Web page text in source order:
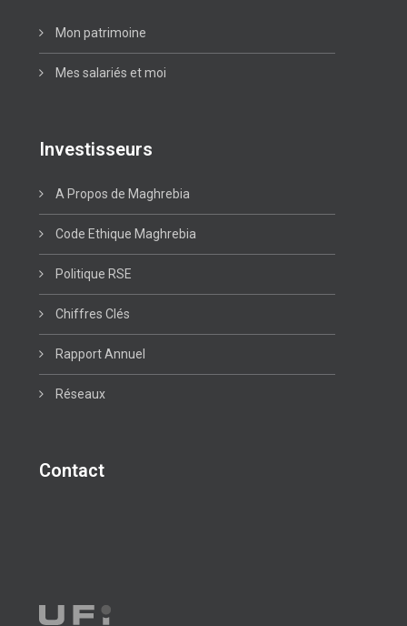
Mon patrimoine
Mes salariés et moi
Investisseurs
A Propos de Maghrebia
Code Ethique Maghrebia
Politique RSE
Chiffres Clés
Rapport Annuel
Réseaux
Contact